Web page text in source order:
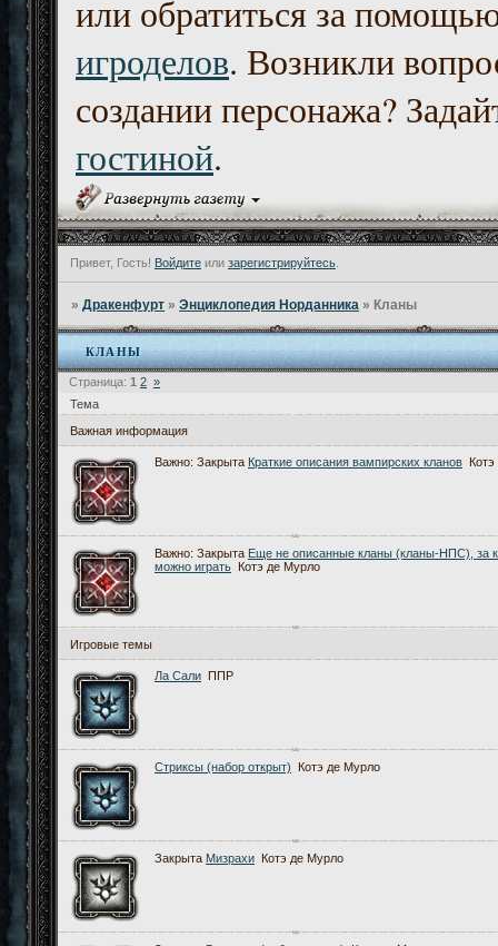
или обратиться за
игроделов. Возникли
создании персонажа?
гостиной.
Привет, Гость! Войдите или зарегистрируйтесь
»Дракенфурт »Энциклопедия Норданника » Кланы
КЛАНЫ
Страница: 1 2 »
Тема
Важная информация
Важно: Закрыта Краткие описания вампирских кланов
Важно: Закрыта Еще не описанные кланы (кланы-НПС), за
можно играть Котэ де Мурло
Игровые темы
Ла Сали ППР
Стриксы (набор открыт) Котэ де Мурло
Закрыта Мизрахи Котэ де Мурло